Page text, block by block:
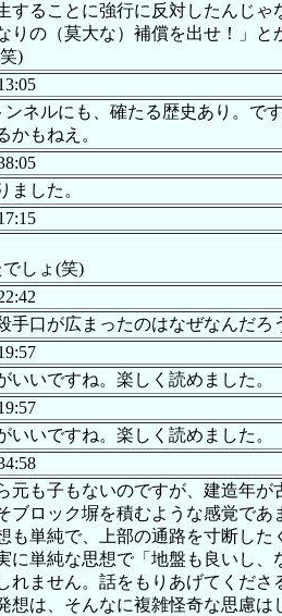
することに強行に反対したんじ
りの（莫大な）補償を出せ！」
)
ンネルにも、確たる歴史あり。で
かもねえ。
ました。
しょ(笑)
手口が広まったのはなぜなんだ
いいですね。楽しく読めました。
いいですね。楽しく読めました。
元も子もないのですが、建造年
ブロック塀を積むような感覚で
も単純で、上部の通路を寸断し
に単純な思想で「地盤も良いし
れません。話をもりあげてくだ
想は、そんなに複雑怪奇な思慮